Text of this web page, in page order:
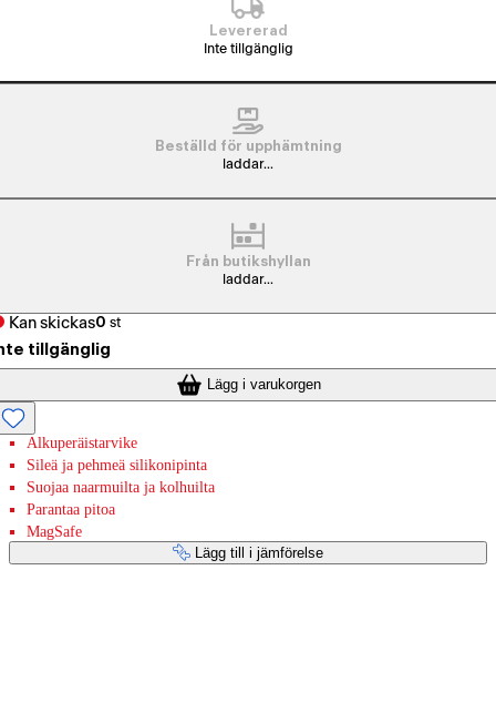
Levererad
Inte tillgänglig
Beställd för upphämtning
laddar...
Från butikshyllan
laddar...
Kan skickas0 st
tillgänglig
Lägg i varukorgen
Alkuperäistarvike
Sileä ja pehmeä silikonipinta
Suojaa naarmuilta ja kolhuilta
Parantaa pitoa
MagSafe
Lägg till i jämförelse